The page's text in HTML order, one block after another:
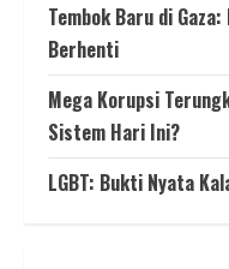
Tembok Baru di
Berhenti
Mega Korupsi
Sistem Hari Ini?
LGBT: Bukti Nyata